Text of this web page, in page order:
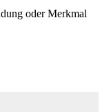
oder Merkmal